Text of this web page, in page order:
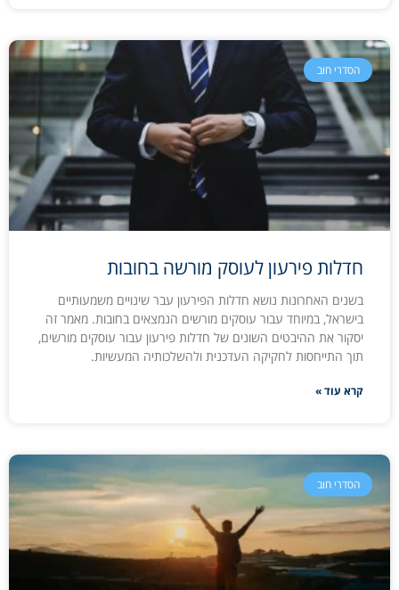
הסדרי חוב
חדלות פירעון לעוסק מורשה בחובות
בשנים האחרונות נושא חדלות הפירעון עבר שינויים משמעותיים
בישראל, במיוחד עבור עוסקים מורשים הנמצאים בחובות. מאמר זה
יסקור את ההיבטים השונים של חדלות פירעון עבור עוסקים מורשים,
תוך התייחסות לחקיקה העדכנית ולהשלכותיה המעשיות.
קרא עוד »
הסדרי חוב